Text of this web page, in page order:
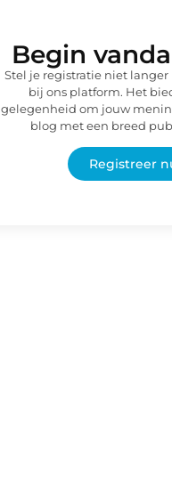
Begin
Stel je registratie niet
bij ons platform. Het
gelegenheid om jouw
blog met een breed
Registreer